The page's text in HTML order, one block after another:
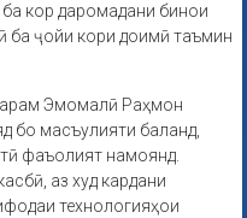
кор даромадани бинои
ба ҷойи кори доимӣ таъмин
Эмомалӣ Раҳмон
бо масъулияти баланд,
фаъолият намоянд.
аз худ кардани
технологияҳои